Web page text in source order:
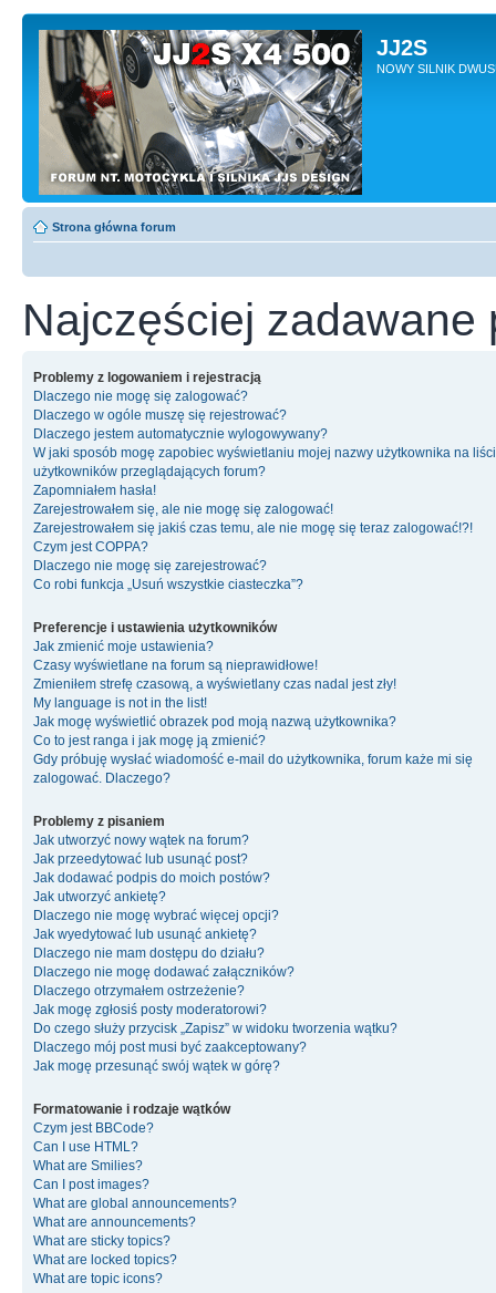
JJ2S
NOWY SILNIK
Strona główna forum
Najczęściej zadawane
Problemy z logowaniem i rejestracją
Dlaczego nie mogę się zalogować?
Dlaczego w ogóle muszę się rejestrować?
Dlaczego jestem automatycznie wylogowywany?
W jaki sposób mogę zapobiec wyświetlaniu mojej nazwy użytkownika na
użytkowników przeglądających forum?
Zapomniałem hasła!
Zarejestrowałem się, ale nie mogę się zalogować!
Zarejestrowałem się jakiś czas temu, ale nie mogę się teraz zalogować!?!
Czym jest COPPA?
Dlaczego nie mogę się zarejestrować?
Co robi funkcja „Usuń wszystkie ciasteczka”?
Preferencje i ustawienia użytkowników
Jak zmienić moje ustawienia?
Czasy wyświetlane na forum są nieprawidłowe!
Zmieniłem strefę czasową, a wyświetlany czas nadal jest zły!
My language is not in the list!
Jak mogę wyświetlić obrazek pod moją nazwą użytkownika?
Co to jest ranga i jak mogę ją zmienić?
Gdy próbuję wysłać wiadomość e-mail do użytkownika, forum każe mi się
zalogować. Dlaczego?
Problemy z pisaniem
Jak utworzyć nowy wątek na forum?
Jak przeedytować lub usunąć post?
Jak dodawać podpis do moich postów?
Jak utworzyć ankietę?
Dlaczego nie mogę wybrać więcej opcji?
Jak wyedytować lub usunąć ankietę?
Dlaczego nie mam dostępu do działu?
Dlaczego nie mogę dodawać załączników?
Dlaczego otrzymałem ostrzeżenie?
Jak mogę zgłosiś posty moderatorowi?
Do czego służy przycisk „Zapisz” w widoku tworzenia wątku?
Dlaczego mój post musi być zaakceptowany?
Jak mogę przesunąć swój wątek w górę?
Formatowanie i rodzaje wątków
Czym jest BBCode?
Can I use HTML?
What are Smilies?
Can I post images?
What are global announcements?
What are announcements?
What are sticky topics?
What are locked topics?
What are topic icons?